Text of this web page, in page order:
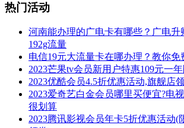
热门活动
河南能办理的广电卡有哪些？广电升
192g流量
电信19元大流量卡在哪办理？教你
2023芒果tv会员新用户特惠109元一
2023优酷会员4.5折优惠活动,旗舰店
2023爱奇艺白金会员哪里买便宜?电
很划算
2023腾讯影视会员年卡5折优惠活动(